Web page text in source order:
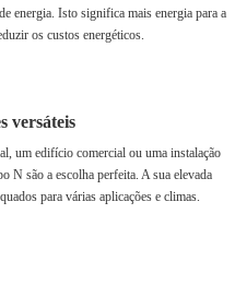
energia. Isto significa mais energia para a
os custos energéticos.
versáteis
um edifício comercial ou uma instalação
N são a escolha perfeita. A sua elevada
para várias aplicações e climas.